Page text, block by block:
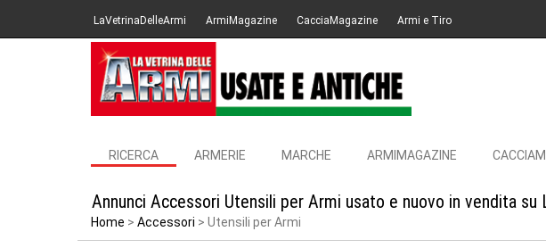
LaVetrinaDelleArmi ArmiMagazine CacciaMagazine Armi e Tiro
RICERCA ARMERIE MARCHE ARMIMAGAZINE
Annunci Accessori Utensili per Armi usato e nuovo in vendita su
Home Accessori Utensili per Armi